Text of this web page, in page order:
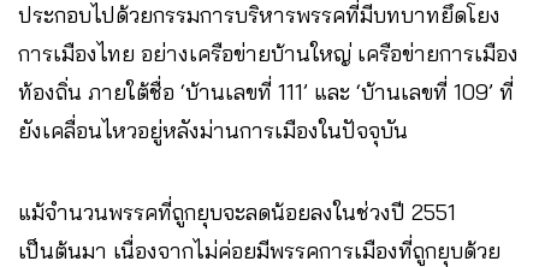
ประกอบไปด้วยกรรมการบริหารพรรคที่มีบทบาทยึดโยง
การเมืองไทย อย่างเครือข่ายบ้านใหญ่ เครือข่ายการเมือง
ท้องถิ่น ภายใต้ชื่อ ‘บ้านเลขที่ 111’ และ ‘บ้านเลขที่ 109’ ที่
ยังเคลื่อนไหวอยู่หลังม่านการเมืองในปัจจุบัน
แม้จำนวนพรรคที่ถูกยุบจะลดน้อยลงในช่วงปี 2551
เป็นต้นมา เนื่องจากไม่ค่อยมีพรรคการเมืองที่ถูกยุบด้วย